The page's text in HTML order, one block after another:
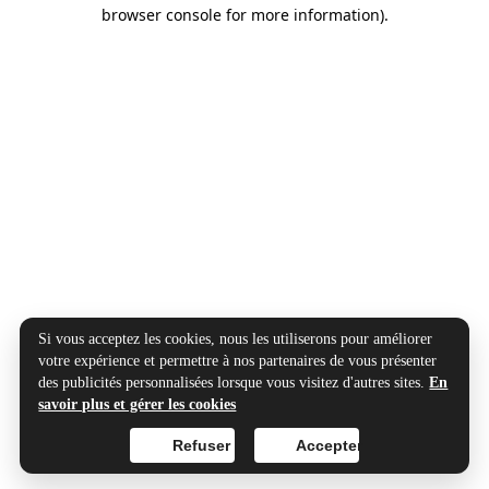
browser console for more information).
Si vous acceptez les cookies, nous les utiliserons pour améliorer
votre expérience et permettre à nos partenaires de vous présenter
des publicités personnalisées lorsque vous visitez d'autres sites.En
savoir plus et gérer les cookies
Accepter
Refuser